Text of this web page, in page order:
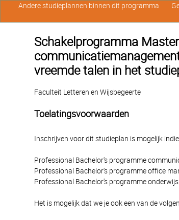
Schakelprogramma
vreemde talen in het
Faculteit Letteren en Wijsbegeerte
Toelatingsvoorwaarden
Inschrijven voor dit studieplan is mogelijk
Professional Bachelor's programme
Professional Bachelor's programme office
Professional Bachelor's programme
Het is mogelijk dat we je ook een van de
Andere studieplannen binnen dit programma